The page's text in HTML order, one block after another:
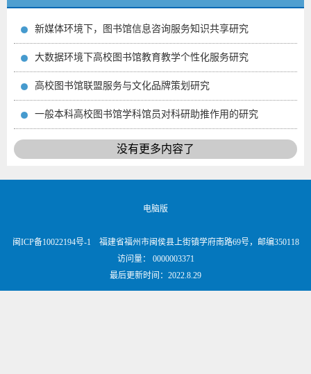
新媒体环境下，图书馆信息咨询服务知识共享研究
大数据环境下高校图书馆教育教学个性化服务研究
高校图书馆联盟服务与文化品牌策划研究
一般本科高校图书馆学科馆员对科研助推作用的研究
没有更多内容了
电脑版
闽ICP备10022194号-1 福建省福州市闽侯县上街镇学府南路69号，邮编350118
访问量： 0000003371
最后更新时间： 2022.8.29